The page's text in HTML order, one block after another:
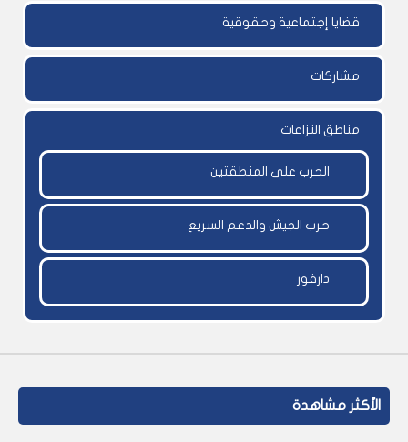
قضايا إجتماعية وحقوقية
مشاركات
مناطق النزاعات
الحرب على المنطقتين
حرب الجيش والدعم السريع
دارفور
الأكثر مشاهدة